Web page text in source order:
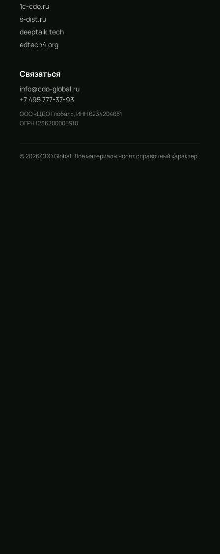
1c-cdo.ru
s-dist.ru
deeptalk.tech
edtech4.org
Связаться
info@cdo-global.ru
+7 495 777-37-93
ООО «ЦДО Глобал», ИНН 6234204681
ОГРН 1236200005910
© 2026 CDO Global · Все материалы носят справочный характер